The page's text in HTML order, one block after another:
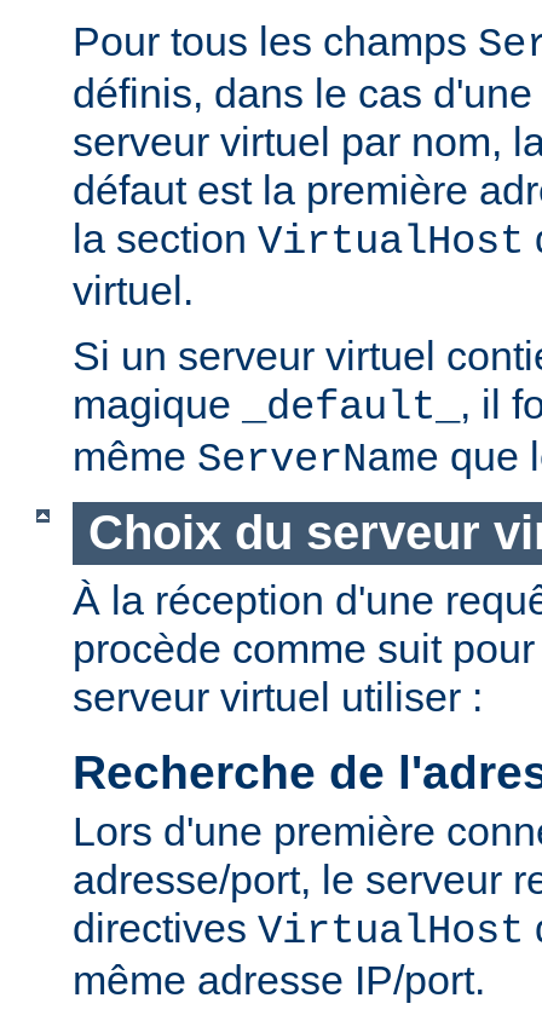
Pour tous les champs
définis, dans le cas
serveur virtuel par nom,
défaut est la première
la section VirtualHost
virtuel.
Si un serveur virtuel
magique
_default_ , il
même ServerName que
Choix du serveur
À la réception d'une
procède comme suit
serveur virtuel utiliser :
Recherche de
Lors d'une première
adresse/port, le serveur
directives VirtualHost
même adresse IP/port.